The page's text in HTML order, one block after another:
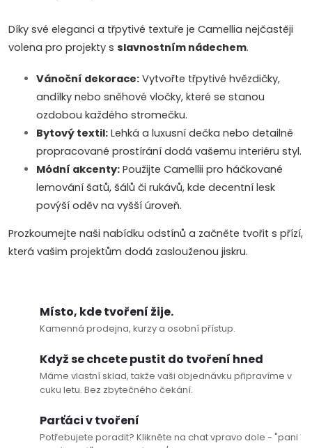
u
Díky své eleganci a třpytivé textuře je Camellia nejčastěji
volena pro projekty s slavnostním nádechem.
Vánoční dekorace: Vytvořte třpytivé hvězdičky,
andílky nebo sněhové vločky, které se stanou
ozdobou každého stromečku.
Bytový textil: Lehká a luxusní dečka nebo detailně
propracované prostírání dodá vašemu interiéru styl.
Módní akcenty: Použijte Camellii pro háčkované
lemování šatů, šálů či rukávů, kde decentní lesk
povýší oděv na vyšší úroveň.
Prozkoumejte naši nabídku odstínů a začněte tvořit s přízí,
která vašim projektům dodá zaslouženou jiskru.
Místo, kde tvoření žije.
Kamenná prodejna, kurzy a osobní přístup.
Když se chcete pustit do tvoření hned
Máme vlastní sklad, takže vaši objednávku připravíme v
cuku letu. Bez zbytečného čekání.
Parťáci v tvoření
Potřebujete poradit? Klikněte na chat vpravo dole - "pani